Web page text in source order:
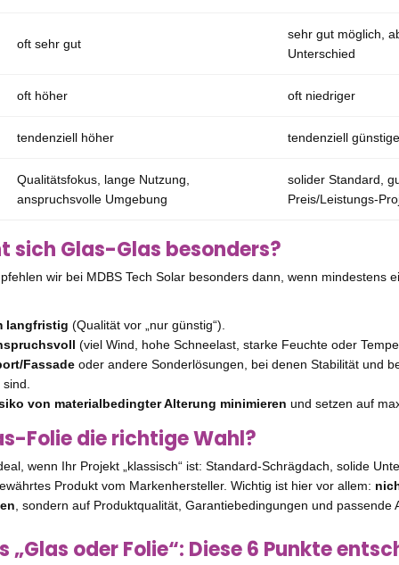
oft sehr gut
sehr gut möglich,
Unterschied
oft höher oft niedriger
tendenziell höher tendenziell
Qualitätsfokus, lange Nutzung,
anspruchsvolle Umgebung
solider Standard,
Preis/Leistungs-
sich Glas-Glas besonders?
wir bei MDBS Tech Solar besonders dann, wenn mindestens
langfristig (Qualität vor „nur günstig“).
(viel Wind, hohe Schneelast, starke Feuchte oder
Fassade oder andere Sonderlösungen, bei denen Stabilität und
von materialbedingter Alterung minimieren und setzen auf
Folie die richtige Wahl?
wenn Ihr Projekt „klassisch“ ist: Standard-Schrägdach, solide
Produkt vom Markenhersteller. Wichtig ist hier vor allem:
, sondern auf Produktqualität, Garantiebedingungen und passende
oder Folie“: Diese 6 Punkte